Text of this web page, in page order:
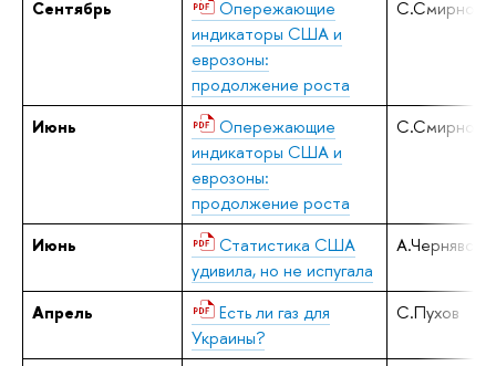
Сентябрь
Опережающие
индикаторы США и
еврозоны:
продолжение роста
С.Смирнов
Июнь
Опережающие
индикаторы США и
еврозоны:
продолжение роста
С.Смирнов
Июнь
Статистика США
удивила, но не испугала
Апрель
Есть ли газ для
Украины?
С.Пухов